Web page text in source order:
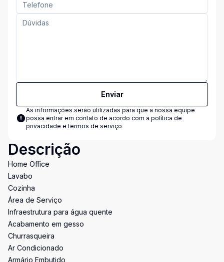
Enviar
As informações serão utilizadas para que a nossa equipe
possa entrar em contato de acordo com a política de
privacidade e termos de serviço
Descrição
Home Office
Lavabo
Cozinha
Área de Serviço
Infraestrutura para água quente
Acabamento em gesso
Churrasqueira
Ar Condicionado
Armário Embutido